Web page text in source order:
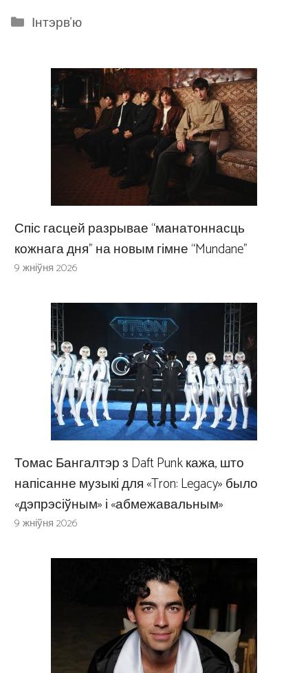
Categories
Інтэрв'ю
Спіс гасцей разрывае “манатоннасць
кожнага дня” на новым гімне “Mundane”
9 жніўня 2026
Томас Бангалтэр з Daft Punk кажа, што
напісанне музыкі для «Tron: Legacy» было
«дэпрэсіўным» і «абмежавальным»
9 жніўня 2026